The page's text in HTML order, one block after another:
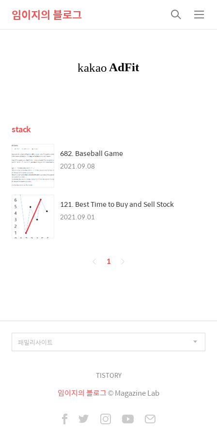
임이지의 블로그
검
색
메
뉴
stack
682. Baseball Game
2021.09.08
121. Best Time to Buy and Sell Stock
2021.09.01
페
1
TISTORY
임이지의 블로그© Magazine Lab